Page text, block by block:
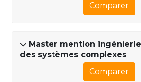
Comparer
Master mention ingénierie
des systèmes complexes
Comparer